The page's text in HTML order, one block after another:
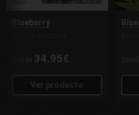
Blueberry
Desde 34.95€
Ver producto
Desde